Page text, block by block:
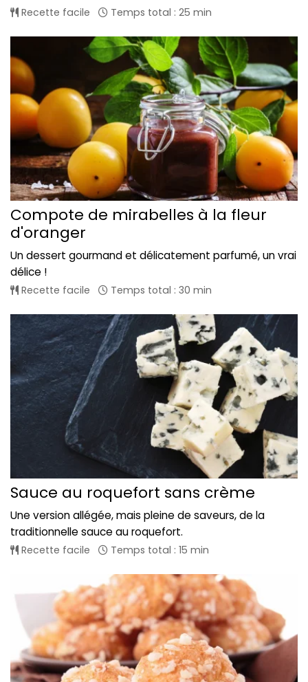
Recette facile Temps total : 25 min
Compote de mirabelles à la fleur
d'oranger
Un dessert gourmand et délicatement parfumé, un vrai
délice !
Recette facile Temps total : 30 min
Sauce au roquefort sans crème
Une version allégée, mais pleine de saveurs, de la
traditionnelle sauce au roquefort.
Recette facile Temps total : 15 min